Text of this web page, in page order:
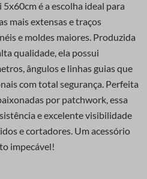
é a escolha ideal para
mais extensas e traços
e moldes maiores. Produzida
qualidade, ela possui
ângulos e linhas guias que
com total segurança. Perfeita
por patchwork, essa
e excelente visibilidade
e cortadores. Um acessório
impecável!